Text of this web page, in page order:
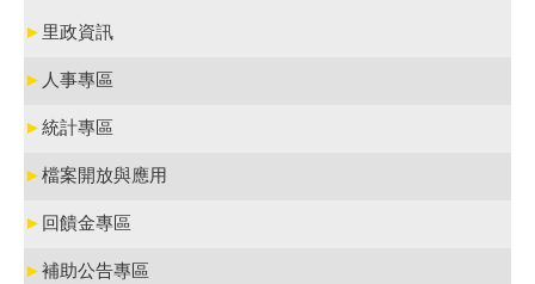
► 里政資訊
► 人事專區
►統計專區
►檔案開放與應用
► 回饋金專區
►補助公告專區